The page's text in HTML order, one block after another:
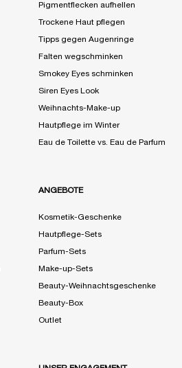
Pigmentflecken aufhellen
Trockene Haut pflegen
Tipps gegen Augenringe
Falten wegschminken
Smokey Eyes schminken
Siren Eyes Look
Weihnachts-Make-up
Hautpflege im Winter
Eau de Toilette vs. Eau de Parfum
ANGEBOTE
Kosmetik-Geschenke
Hautpflege-Sets
Parfum-Sets
Make-up-Sets
Beauty-Weihnachtsgeschenke
Beauty-Box
Outlet